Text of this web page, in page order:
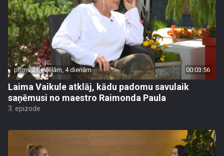
pirms 2 nedēļām, 4 dienām 00:03:56
Laima Vaikule atklāj, kādu padomu savulaik
saņēmusi no maestro Raimonda Paula
3. epizode